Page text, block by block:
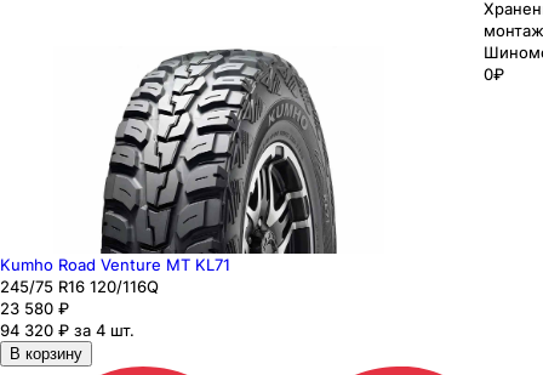
0₽
Kumho Road Venture MT KL71
245/75 R16 120/116Q
23 580 ₽
94 320 ₽ за 4 шт.
В корзину